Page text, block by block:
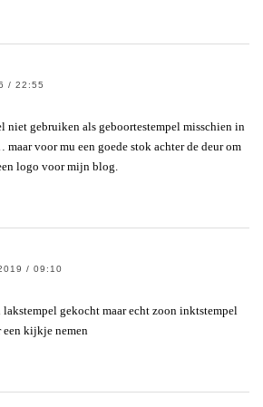
/ 22:55
niet gebruiken als geboortestempel misschien in
voor mu een goede stok achter de deur om
logo voor mijn blog.
/ 09:10
lakstempel gekocht maar echt zoon inktstempel
kijkje nemen